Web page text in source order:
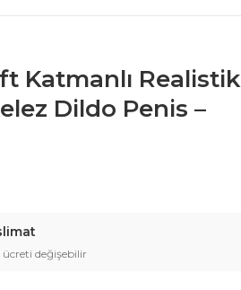
Katmanlı Realistik
Dildo Penis –
ücreti değişebilir